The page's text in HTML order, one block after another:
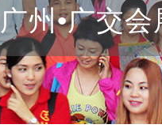
广州•广交